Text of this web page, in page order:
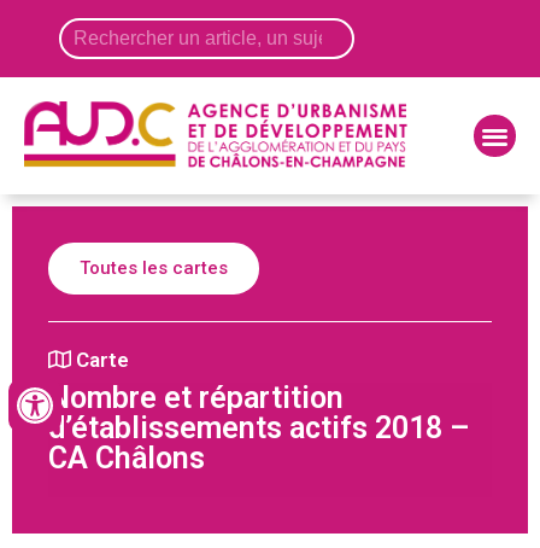
Toutes les cartes
Carte
Nombre et répartition
d’établissements actifs 2018 –
CA Châlons
Panneau de gestion des cookies